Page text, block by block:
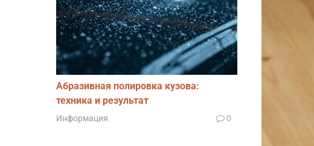
Абразивная полировка кузова:
техника и результат
Информация 0